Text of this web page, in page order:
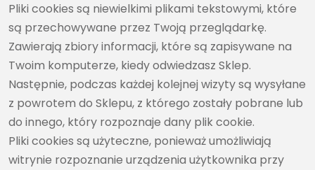
Pliki cookies są niewielkimi plikami tekstowymi, które
są przechowywane przez Twoją przeglądarkę.
Zawierają zbiory informacji, które są zapisywane na
Twoim komputerze, kiedy odwiedzasz Sklep.
Następnie, podczas każdej kolejnej wizyty są wysyłane
z powrotem do Sklepu, z którego zostały pobrane lub
do innego, który rozpoznaje dany plik cookie.
Pliki cookies są użyteczne, ponieważ umożliwiają
witrynie rozpoznanie urządzenia użytkownika przy